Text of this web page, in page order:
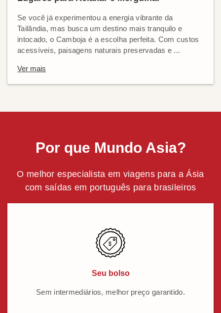
Se você já experimentou a energia vibrante da
Tailândia, mas busca um destino mais tranquilo e
intocado, o Camboja é a escolha perfeita. Com custos
acessíveis, paisagens naturais preservadas e ...
Ver mais
Por que Mundo Asia?
O melhor especialista em viagens para a Ásia
com saídas em português para brasileiros
Seu bolso
Sem intermediários, melhor preço garantido.